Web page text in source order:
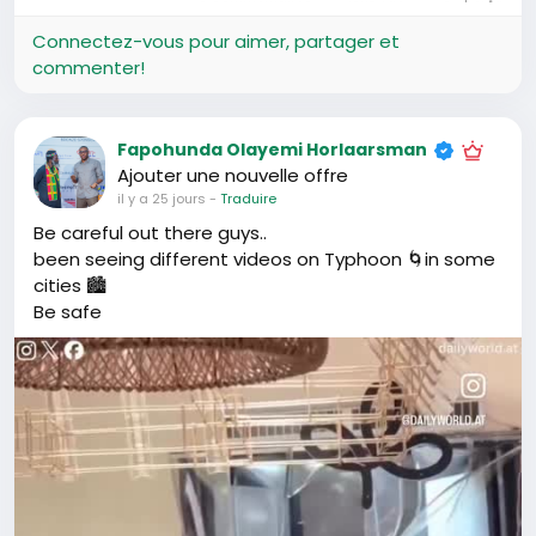
Connectez-vous pour aimer, partager et
commenter!
Fapohunda Olayemi Horlaarsman
Ajouter une nouvelle offre
il y a 25 jours - Traduire
Be careful out there guys..
been seeing different videos on Typhoon 🌀in some
cities 🏙️
Be safe